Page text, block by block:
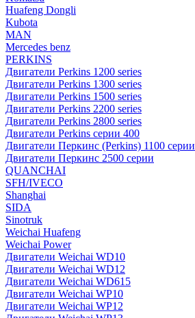
Huafeng Dongli
Kubota
MAN
Mercedes benz
PERKINS
Двигатели Perkins 1200 series
Двигатели Perkins 1300 series
Двигатели Perkins 1500 series
Двигатели Perkins 2200 series
Двигатели Perkins 2800 series
Двигатели Perkins серии 400
Двигатели Перкинс (Perkins) 1100 серии
Двигатели Перкинс 2500 серии
QUANCHAI
SFH/IVECO
Shanghai
SIDA
Sinotruk
Weichai Huafeng
Weichai Power
Двигатели Weichai WD10
Двигатели Weichai WD12
Двигатели Weichai WD615
Двигатели Weichai WP10
Двигатели Weichai WP12